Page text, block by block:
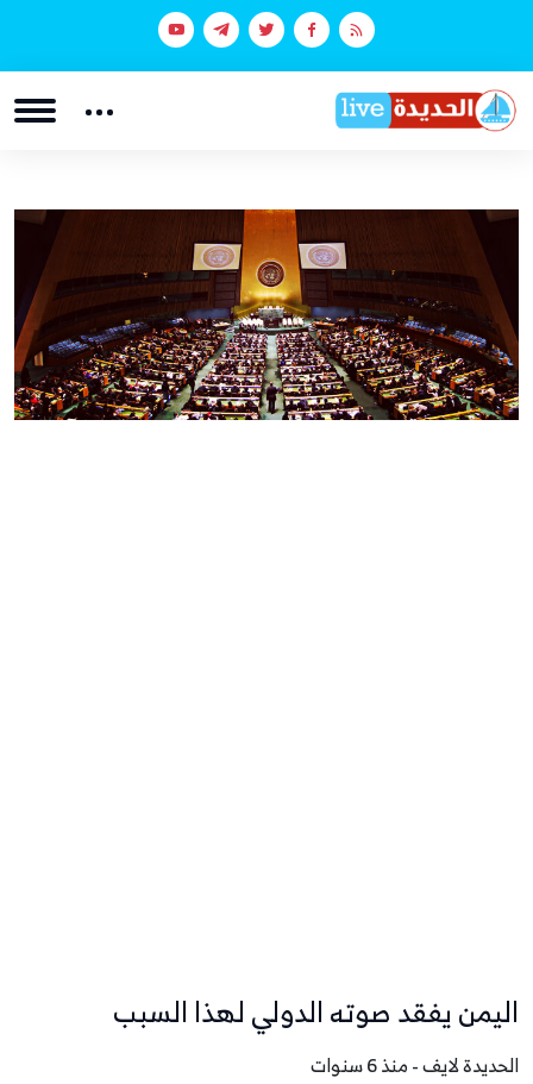
اليمن يفقد صوته الدولي لهذا السبب
الحديدة لايف - منذ 6 سنوات